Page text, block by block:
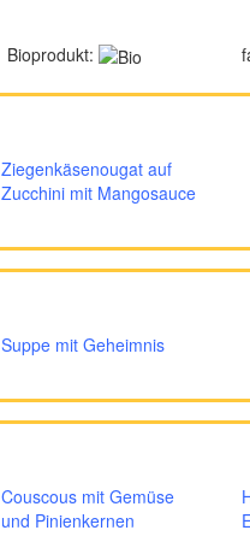
Bioprodukt:
Ziegenkäsenougat auf
Zucchini mit Mangosauce
Suppe mit Geheimnis
Couscous mit Gemüse
und Pinienkernen